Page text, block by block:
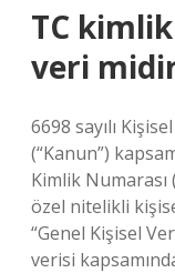
TC
veri
6698 sayılı
(“Kanun”)
Kimlik Numarası
özel nitelikli
“Genel Kişisel
verisi